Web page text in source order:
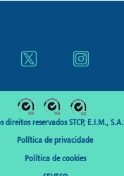
direitos reservados STCP, E.I.M., S.A.
Política de privacidade
Política de cookies